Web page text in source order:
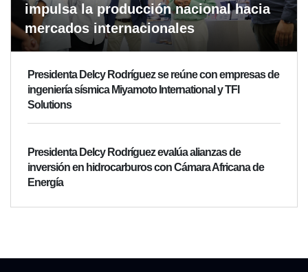
impulsa la producción nacional hacia
mercados internacionales
Presidenta Delcy Rodríguez se reúne con empresas de
ingeniería sísmica Miyamoto International y TFI
Solutions
Presidenta Delcy Rodríguez evalúa alianzas de
inversión en hidrocarburos con Cámara Africana de
Energía